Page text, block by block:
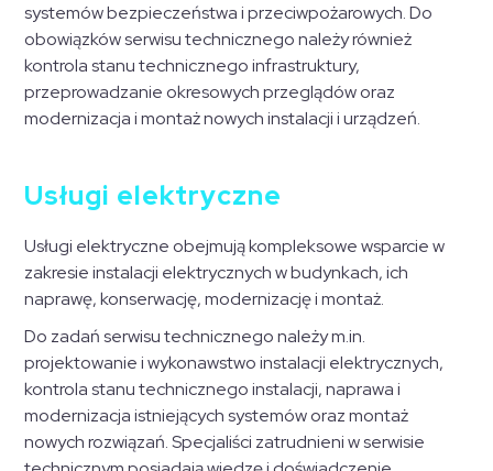
systemów bezpieczeństwa i przeciwpożarowych. Do
obowiązków serwisu technicznego należy również
kontrola stanu technicznego infrastruktury,
przeprowadzanie okresowych przeglądów oraz
modernizacja i montaż nowych instalacji i urządzeń.
Usługi elektryczne
Usługi elektryczne obejmują kompleksowe wsparcie w
zakresie instalacji elektrycznych w budynkach, ich
naprawę, konserwację, modernizację i montaż.
Do zadań serwisu technicznego należy m.in.
projektowanie i wykonawstwo instalacji elektrycznych,
kontrola stanu technicznego instalacji, naprawa i
modernizacja istniejących systemów oraz montaż
nowych rozwiązań. Specjaliści zatrudnieni w serwisie